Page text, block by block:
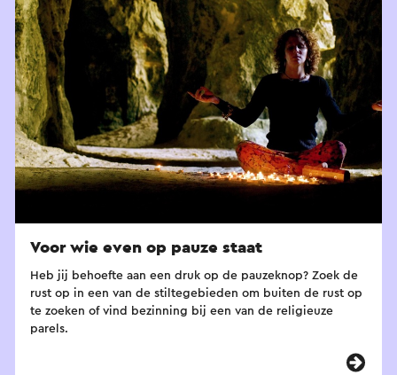
Voor wie even op pauze staat
Heb jij behoefte aan een druk op de pauzeknop? Zoek de
rust op in een van de stiltegebieden om buiten de rust op
te zoeken of vind bezinning bij een van de religieuze
parels.